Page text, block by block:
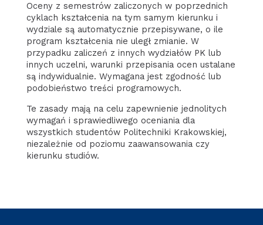
Oceny z semestrów zaliczonych w poprzednich
cyklach kształcenia na tym samym kierunku i
wydziale są automatycznie przepisywane, o ile
program kształcenia nie uległ zmianie. W
przypadku zaliczeń z innych wydziałów PK lub
innych uczelni, warunki przepisania ocen ustalane
są indywidualnie. Wymagana jest zgodność lub
podobieństwo treści programowych.
Te zasady mają na celu zapewnienie jednolitych
wymagań i sprawiedliwego oceniania dla
wszystkich studentów Politechniki Krakowskiej,
niezależnie od poziomu zaawansowania czy
kierunku studiów.